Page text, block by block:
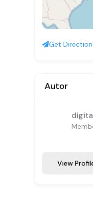
Get
Autor
View